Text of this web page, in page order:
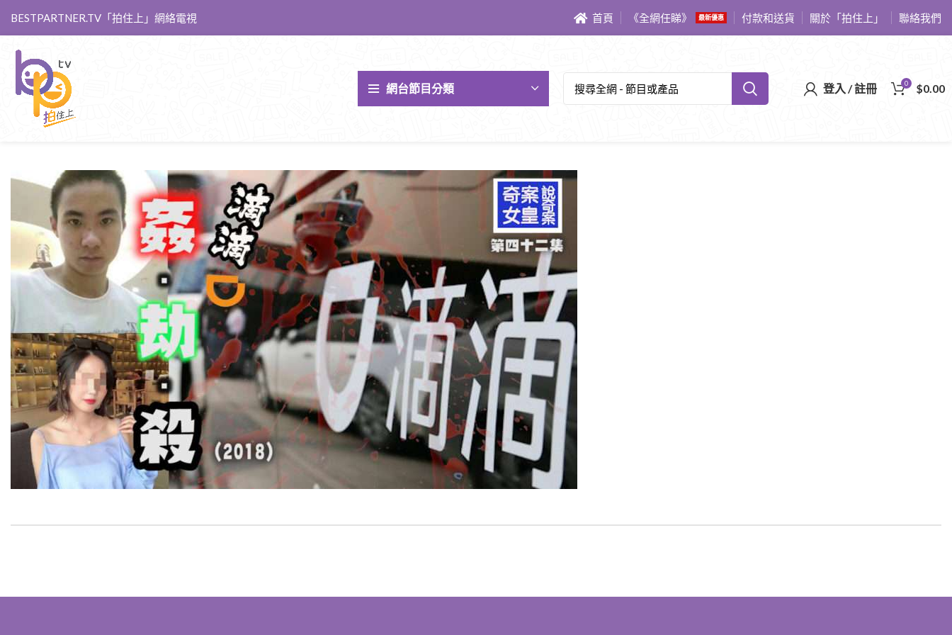
BESTPARTNER.TV「拍住上」網絡電視 首頁 《全網任睇》 最新優惠 付款和送貨 關於「拍住上」 聯絡我們
網台節目分類 登入 / 註冊 0 $0.00